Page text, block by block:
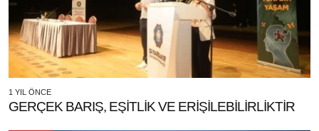
1 YIL ÖNCE
GERÇEK BARIŞ, EŞİTLİK VE ERİŞİLEBİLİRLİKTİR